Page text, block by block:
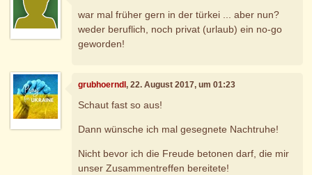
war mal früher gern in der türkei ... aber nun?
weder beruflich, noch privat (urlaub) ein no-go
geworden!
grubhoerndl, 22. August 2017, um 01:23
Schaut fast so aus!
Dann wünsche ich mal gesegnete Nachtruhe!
Nicht bevor ich die Freude betonen darf, die mir
unser Zusammentreffen bereitete!